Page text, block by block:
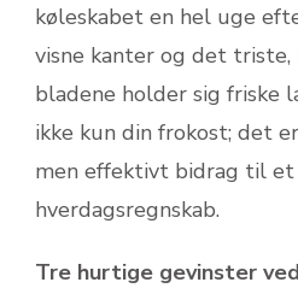
køleskabet en hel uge
visne kanter og det
bladene holder sig friske
ikke kun din frokost; det
men effektivt bidrag til et
hverdagsregnskab.
Tre hurtige gevinster